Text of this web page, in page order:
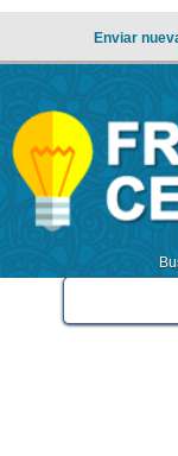
Enviar